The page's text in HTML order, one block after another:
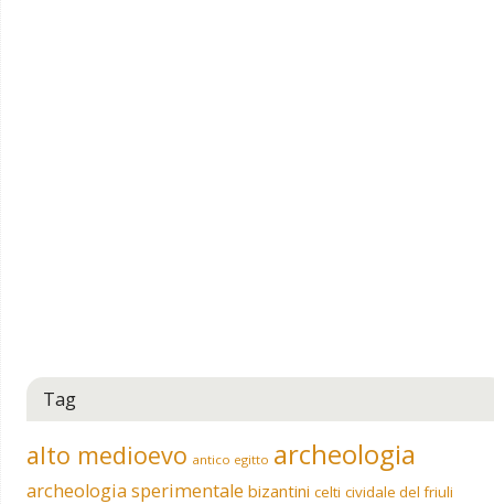
Tag
alto medioevo antico egitto archeologia
archeologia sperimentale bizantini celti cividale del friuli